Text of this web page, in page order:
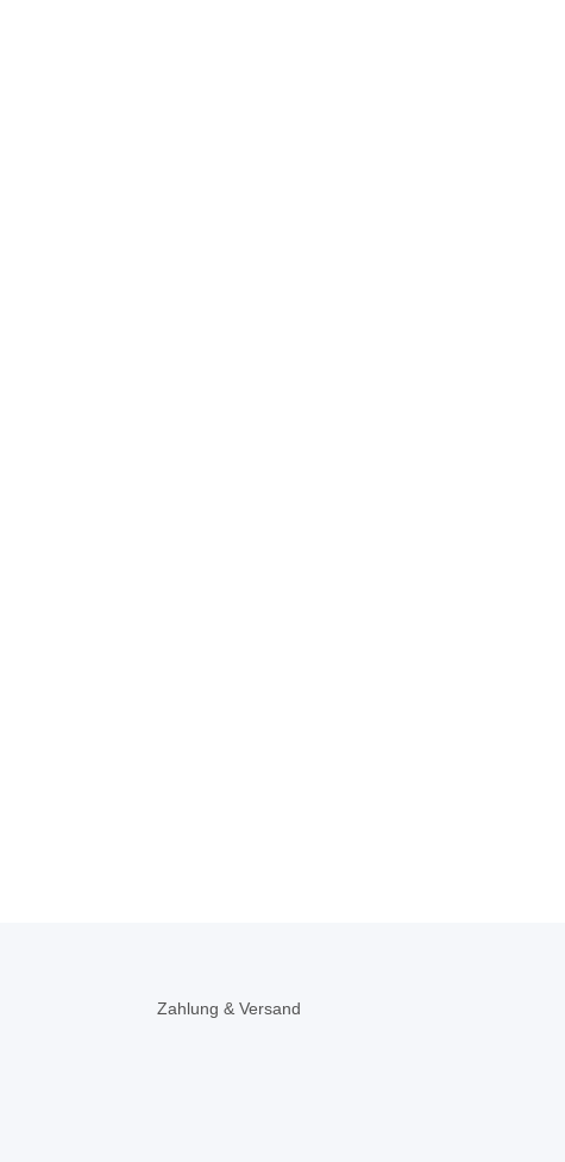
Zahlung & Versand